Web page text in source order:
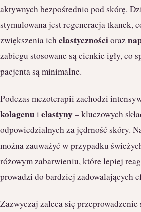
aktywnych bezpośrednio pod skórę.
stymulowana jest regeneracja tkanek,
zwiększenia ichelastycznościoraz
zabiegu stosowane są cienkie igły, co
pacjenta są minimalne.
Podczas mezoterapii zachodzi
kolagenui elastyny– kluczowych
odpowiedzialnych za jędrność skóry.
można zauważyć w przypadku
różowym zabarwieniu, które lepiej
prowadzi do bardziej zadowalających
Zazwyczaj zaleca się